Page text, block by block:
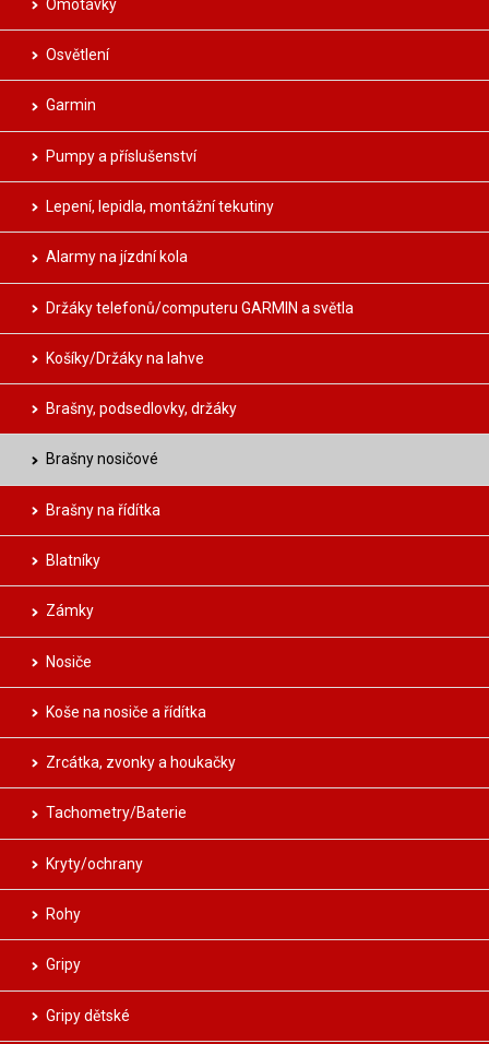
Omotávky
Osvětlení
Garmin
Pumpy a příslušenství
Lepení, lepidla, montážní tekutiny
Alarmy na jízdní kola
Držáky telefonů/computeru GARMIN a světla
Košíky/Držáky na lahve
Brašny, podsedlovky, držáky
Brašny nosičové
Brašny na řídítka
Blatníky
Zámky
Nosiče
Koše na nosiče a řídítka
Zrcátka, zvonky a houkačky
Tachometry/Baterie
Kryty/ochrany
Rohy
Gripy
Gripy dětské